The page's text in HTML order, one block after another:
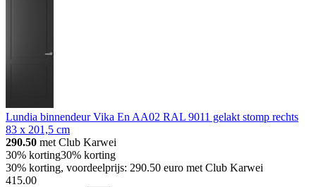
Lundia binnendeur Vika En AA02 RAL 9011 gelakt stomp rechts
83 x 201,5 cm
290.50 met Club Karwei
30% korting30% korting
30% korting, voordeelprijs: 290.50 euro met Club Karwei
415.00